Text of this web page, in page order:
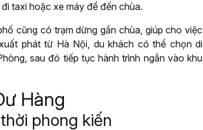
taxi hoặc xe máy để đến chùa.
cũng có trạm dừng gần chùa, giúp cho việc
phát từ Hà Nội, du khách có thể chọn di
sau đó tiếp tục hành trình ngắn vào khu
Hàng
phong kiến